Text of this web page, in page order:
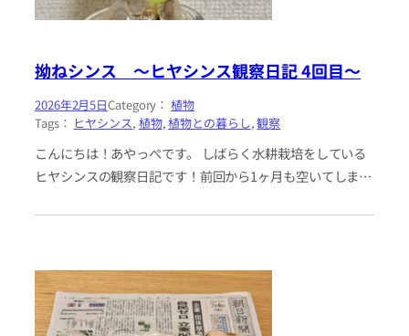
拗ねシンス 〜ヒヤシンス観察日記 4回目〜
2026年2月5日Category：植物
Tags： ヒヤシンス, 植物, 植物との暮らし, 観察
こんにちは！あやっぺです。 しばらく水耕栽培をしている
ヒヤシンスの観察日記です！前回から1ヶ月も空いてしまい
存在を忘れてしまい…